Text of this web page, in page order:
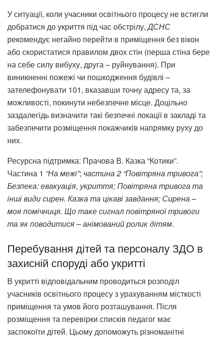
У ситуації, коли учасники освітнього процесу не встигли
добратися до укриття під час обстрілу,ДСНС
рекомендує негайно перейти в приміщення без вікон
або скористатися правилом двох стін (перша стіна бере
на себе силу вибуху, друга – руйнування). При
виникненні пожежі чи пошкодження будівлі –
зателефонувати 101, вказавши точну адресу та, за
можливості, покинути небезпечне місце. Доцільно
заздалегідь визначити такі безпечні локації в закладі та
забезпечити розміщення покажчиків напрямку руху до
них.
Ресурсна підтримка: Прачова В. Казка “Котики”.
Частина 1 “На межі”; частина 2 “Повітряна тривога”;
Безпека: евакуація, укриття; Повітряна тривога та
інші види сирен. Казка та цікаві завдання; Сирена –
моя помічниця. Що таке сигнал повітряної тривоги
та як поводитися – анімований ролик дітям.
Перебування дітей та персоналу ЗДО в
захисній споруді або укритті
В укритті відповідальним проводиться розподіл
учасників освітнього процесу з урахуванням місткості
приміщення та умов його розташування. Після
розміщення та перевірки списків педагог має
заспокоїти дітей. Цьому допоможуть різноманітні